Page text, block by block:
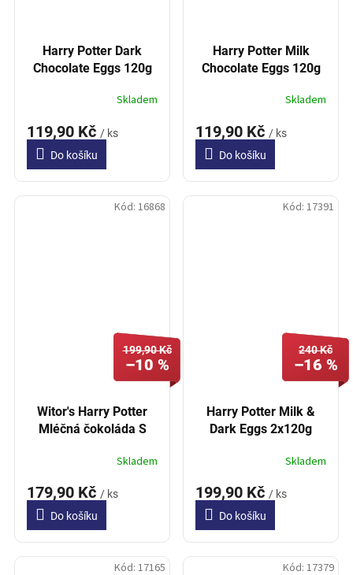
Harry Potter Dark
Chocolate Eggs 120g
Skladem
119,90 Kč / ks
Do košíku
Harry Potter Milk
Chocolate Eggs 120g
Skladem
119,90 Kč / ks
Do košíku
199,90 Kč
–10 %
Witor's Harry Potter
Mléčná čokoláda S
Skladem
179,90 Kč / ks
Do košíku
Kód: 16868
240 Kč
–16 %
Harry Potter Milk &
Dark Eggs 2x120g
Skladem
199,90 Kč / ks
Do košíku
Kód: 17391
Kód: 17165 Kód: 17379